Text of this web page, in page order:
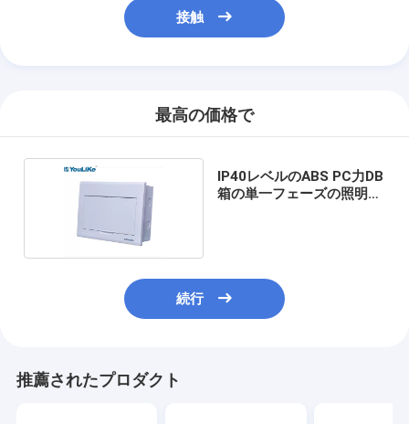
接触
最高の価格で
IP40レベルのABS PC力DB
箱の単一フェーズの照明制
続行
推薦されたプロダクト